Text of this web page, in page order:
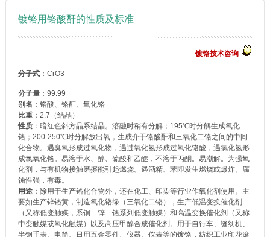
镀铬用铬酸酐的性质及标准
镀铬技术咨询
分子式 ： CrO3
分子量 ：99.99
别名 ：铬酸、铬酐、氧化铬
比重 ：2.7（结晶）
性质 ：暗红色斜方晶系结晶。溶融时稍有分解；195℃时分解生成氧化
铬；200-250℃时分解放出氧，生成介于铬酸酐和三氧化二铬之间的中间
化合物。遇臭氧形成过氧化物，遇过氧化氢形成过氧化铬酸，遇氯化氢形
成氯氧化铬。易溶于水、醇、硫酸和乙醚，不溶于丙酮。易潮解。为强氧
化剂，与有机物接触磨擦能引起燃烧。遇酒精、苯即发生燃烧或爆炸。腐
蚀性强，有毒。
用途 ：除用于生产铬化合物外，还在化工、印染等行业作氧化剂使用。主
要如生产锌铬黄，制造氧化铬绿（三氧化二铬），生产低温变换催化剂
（又称低变触媒，系铜—锌—铬系列低变触媒）和高温变换催化剂（又称
中变触媒或氧化触媒）以及高压甲醇合成催化剂。用于自行车、缝纫机、
半钢手表、电筒、日用五金零件、仪器、仪表等的镀铬 ，纺织工业印花滚